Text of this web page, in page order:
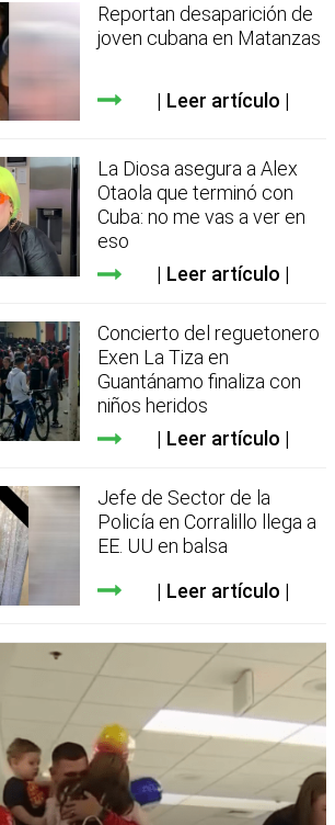
Reportan desaparición de
joven cubana en Matanzas
Leer artículo
La Diosa asegura a Alex
Otaola que terminó con
Cuba: no me vas a ver en
eso
Leer artículo
Concierto del reguetonero
Exen La Tiza en
Guantánamo finaliza con
niños heridos
Leer artículo
Jefe de Sector de la
Policía en Corralillo llega a
EE. UU en balsa
Leer artículo